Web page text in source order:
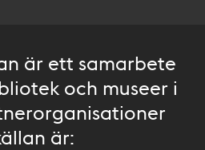
är ett samarbete
och museer i
är: